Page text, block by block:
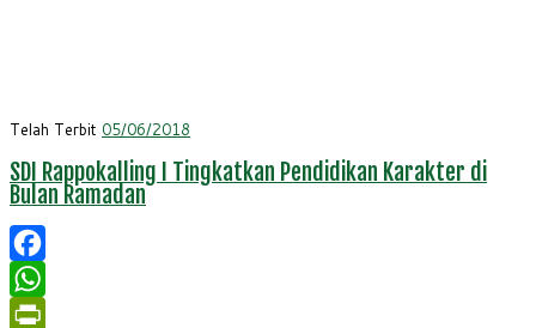
Telah Terbit 05/06/2018
SDI Rappokalling I Tingkatkan Pendidikan Karakter di
Bulan Ramadan
Facebook
WhatsApp